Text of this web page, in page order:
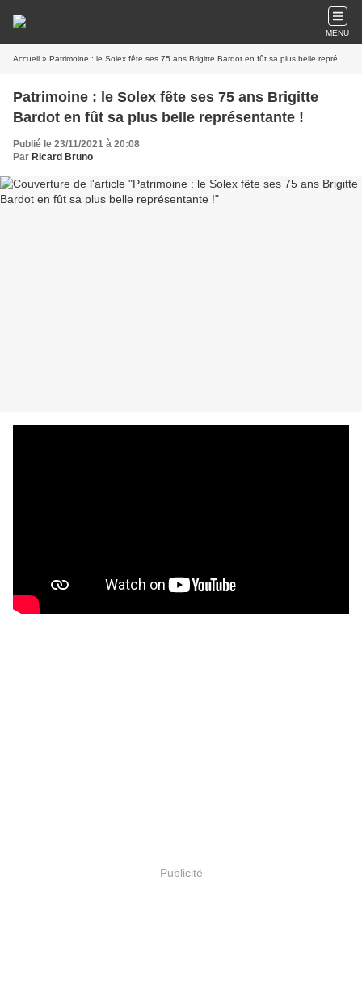
MENU
Accueil » Patrimoine : le Solex fête ses 75 ans Brigitte Bardot en fût sa plus belle représentante !
Patrimoine : le Solex fête ses 75 ans Brigitte
Bardot en fût sa plus belle représentante !
Publié le 23/11/2021 à 20:08
Par Ricard Bruno
Publicité